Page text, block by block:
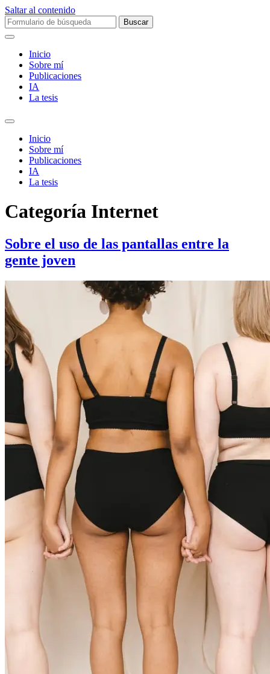
Saltar al contenido
Buscar:
Inicio
Sobre mí­
Publicaciones
IA
La tesis
Alternar
campo
búsqueda
Inicio
Sobre mí­
Publicaciones
IA
La tesis
Categoría Internet
Sobre el uso de las pantallas entre la
gente joven